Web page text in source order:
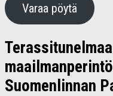
Varaa pöytä
Suomenlinnan